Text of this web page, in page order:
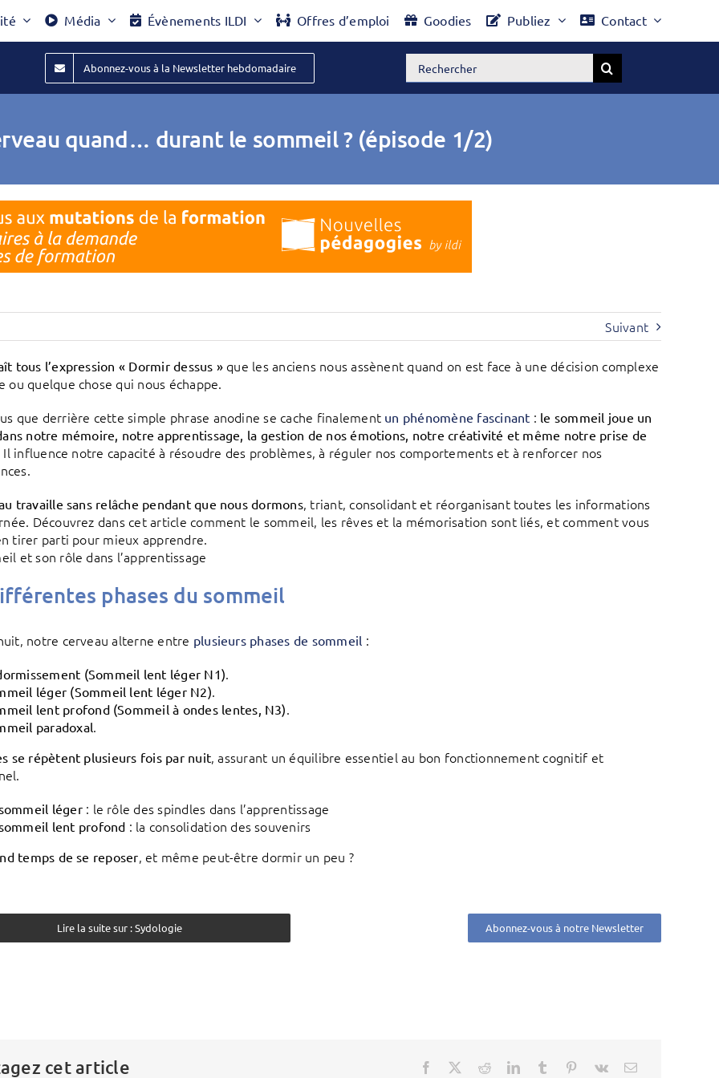
Média Évènements ILDI Offres d’emploi Goodies Publiez Contact
Abonnez-vous à la Newsletter hebdomadaire Rechercher:
quand… durant le sommeil ? (épisode 1/2)
Suivant
tous l’expression « Dormir dessus » que les anciens nous assènent quand on est face à une décision complexe
ou quelque chose qui nous échappe.
que derrière cette simple phrase anodine se cache finalement un phénomène fascinant : le sommeil joue un
notre mémoire, notre apprentissage, la gestion de nos émotions, notre créativité et même notre prise de
Il influence notre capacité à résoudre des problèmes, à réguler nos comportements et à renforcer nos
travaille sans relâche pendant que nous dormons, triant, consolidant et réorganisant toutes les informations
Découvrez dans cet article comment le sommeil, les rêves et la mémorisation sont liés, et comment vous
tirer parti pour mieux apprendre.
et son rôle dans l’apprentissage
phases du sommeil
notre cerveau alterne entre plusieurs phases de sommeil :
(Sommeil lent léger N1).
léger (Sommeil lent léger N2).
lent profond (Sommeil à ondes lentes, N3).
paradoxal.
se répètent plusieurs fois par nuit, assurant un équilibre essentiel au bon fonctionnement cognitif et
léger: le rôle des spindles dans l’apprentissage
lent profond : la consolidation des souvenirs
temps de se reposer, et même peut-être dormir un peu ?
Lire la suite sur : Sydologie Abonnez-vous à notre Newsletter
cet article